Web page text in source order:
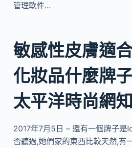
管理軟件…
敏感性皮膚適
化妝品什麼牌子
太平洋時尚網
2017年7月5日 – 還有一個牌子是
否聽過,她們家的東西比較天然,有